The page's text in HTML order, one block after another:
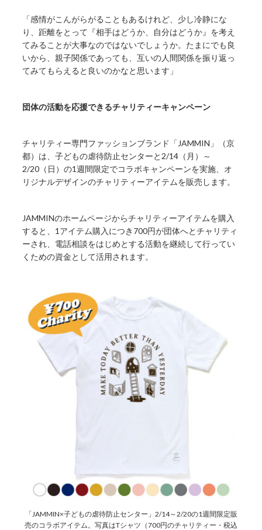
「感情がこんがらがることもあるけれど、少し冷静にな
り、距離をとって『相手はどうか、自分はどうか』を考え
てみることが大事なのではないでしょうか。たまにでも良
いから、親子関係であっても、互いの人間関係を振り返っ
てみてもらえると良いのかなと思います」
団体の活動を応援できるチャリティーキャンペーン
チャリティー専門ファッションブランド「JAMMIN」（京
都）は、子どもの虐待防止センターと2/14（月）～
2/20（日）の1週間限定でコラボキャンペーンを実施、オ
リジナルデザインのチャリティーアイテムを販売します。
JAMMINのホームページからチャリティーアイテムを購入
すると、1アイテム購入につき700円が団体へとチャリティ
ーされ、電話相談をはじめとする活動を継続して行ってい
くための資金として活用されます。
「JAMMIN×子どもの虐待防止センター」2/14～2/20の1週間限定販
売のコラボアイテム。写真はTシャツ（700円のチャリティー・税込